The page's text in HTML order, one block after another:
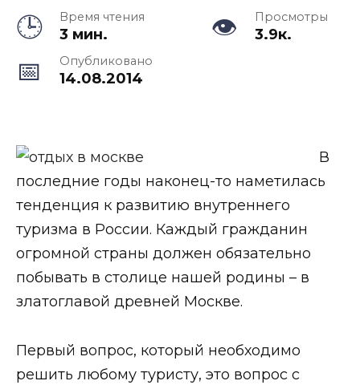
Время чтения
3 мин.
Просмотры
3.9к.
Опубликовано
14.08.2014
В
последние годы наконец-то наметилась
тенденция к развитию внутреннего
туризма в России. Каждый гражданин
огромной страны должен обязательно
побывать в столице нашей родины – в
златоглавой древней Москве.
Первый вопрос, который необходимо
решить любому туристу, это вопрос с